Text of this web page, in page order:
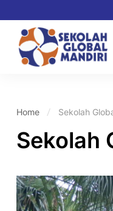
Home Sekolah
Sekolah